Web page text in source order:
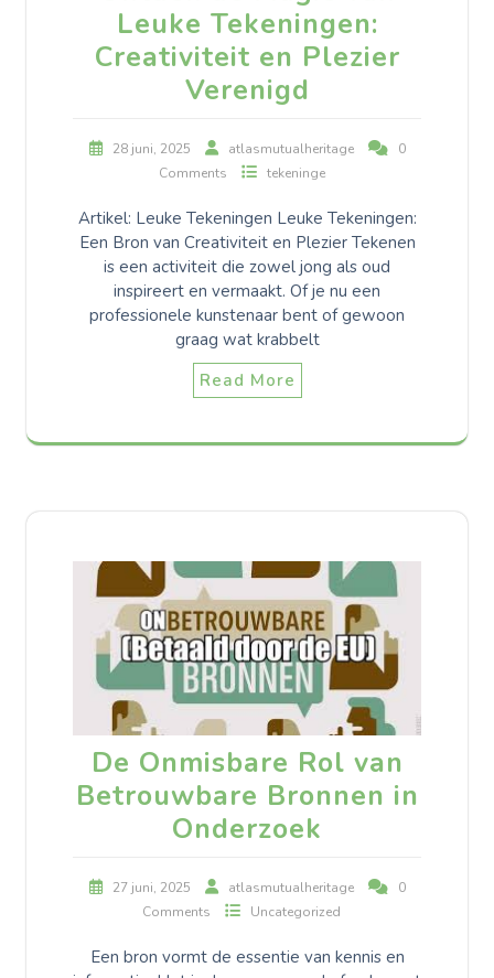
Leuke Tekeningen:
Creativiteit en Plezier
Verenigd
28 juni, 2025 atlasmutualheritage
0
Comments
tekeninge
Artikel: Leuke Tekeningen Leuke Tekeningen:
Een Bron van Creativiteit en Plezier Tekenen
is een activiteit die zowel jong als oud
inspireert en vermaakt. Of je nu een
professionele kunstenaar bent of gewoon
graag wat krabbelt
Read More
De Onmisbare Rol van
Betrouwbare Bronnen in
Onderzoek
27 juni, 2025 atlasmutualheritage
0
Comments
Uncategorized
Een bron vormt de essentie van kennis en